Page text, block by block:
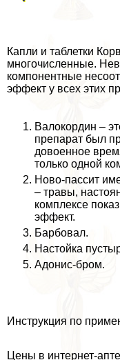
Капли и таблетки
многочисленные.
компонентные
эффект у всех этих
Валокордин –
препарат был
довоенное
только одной
Ново-пассит
– травы,
комплексе
эффект.
Барбовал.
Настойка
Адонис-бром.
Инструкция по
Цены в интернет-